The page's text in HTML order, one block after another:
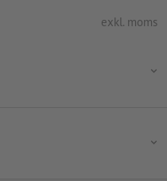
exkl. moms